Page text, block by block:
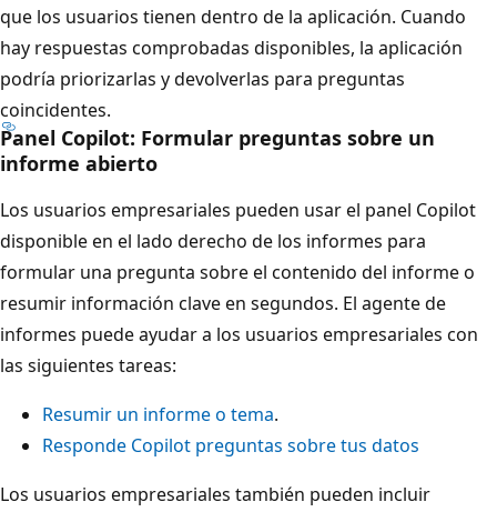
que los usuarios tienen dentro de la aplicación. Cuando
hay respuestas comprobadas disponibles, la aplicación
podría priorizarlas y devolverlas para preguntas
coincidentes.
Panel Copilot: Formular preguntas sobre un
informe abierto
Los usuarios empresariales pueden usar el panel Copilot
disponible en el lado derecho de los informes para
formular una pregunta sobre el contenido del informe o
resumir información clave en segundos. El agente de
informes puede ayudar a los usuarios empresariales con
las siguientes tareas:
Resumir un informe o tema.
Responde Copilot preguntas sobre tus datos
Los usuarios empresariales también pueden incluir